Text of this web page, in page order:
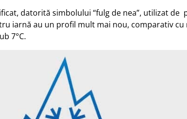
datorită simbolului “fulg de nea”, utilizat
iarnă au un profil mult mai nou, comparativ
7°C.